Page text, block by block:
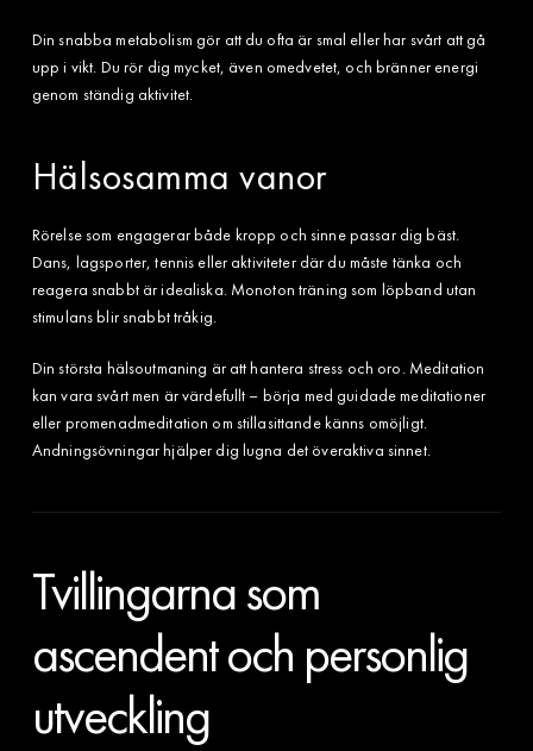
Din snabba metabolism gör att du ofta är smal eller har svårt att gå
upp i vikt. Du rör dig mycket, även omedvetet, och bränner energi
genom ständig aktivitet.
Hälsosamma vanor
Rörelse som engagerar både kropp och sinne passar dig bäst.
Dans, lagsporter, tennis eller aktiviteter där du måste tänka och
reagera snabbt är idealiska. Monoton träning som löpband utan
stimulans blir snabbt tråkig.
Din största hälsoutmaning är att hantera stress och oro. Meditation
kan vara svårt men är värdefullt – börja med guidade meditationer
eller promenadmeditation om stillasittande känns omöjligt.
Andningsövningar hjälper dig lugna det överaktiva sinnet.
Tvillingarna som
ascendent och personlig
utveckling